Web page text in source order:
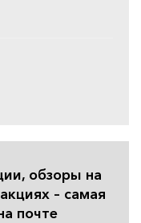
обзоры на
– самая
почте